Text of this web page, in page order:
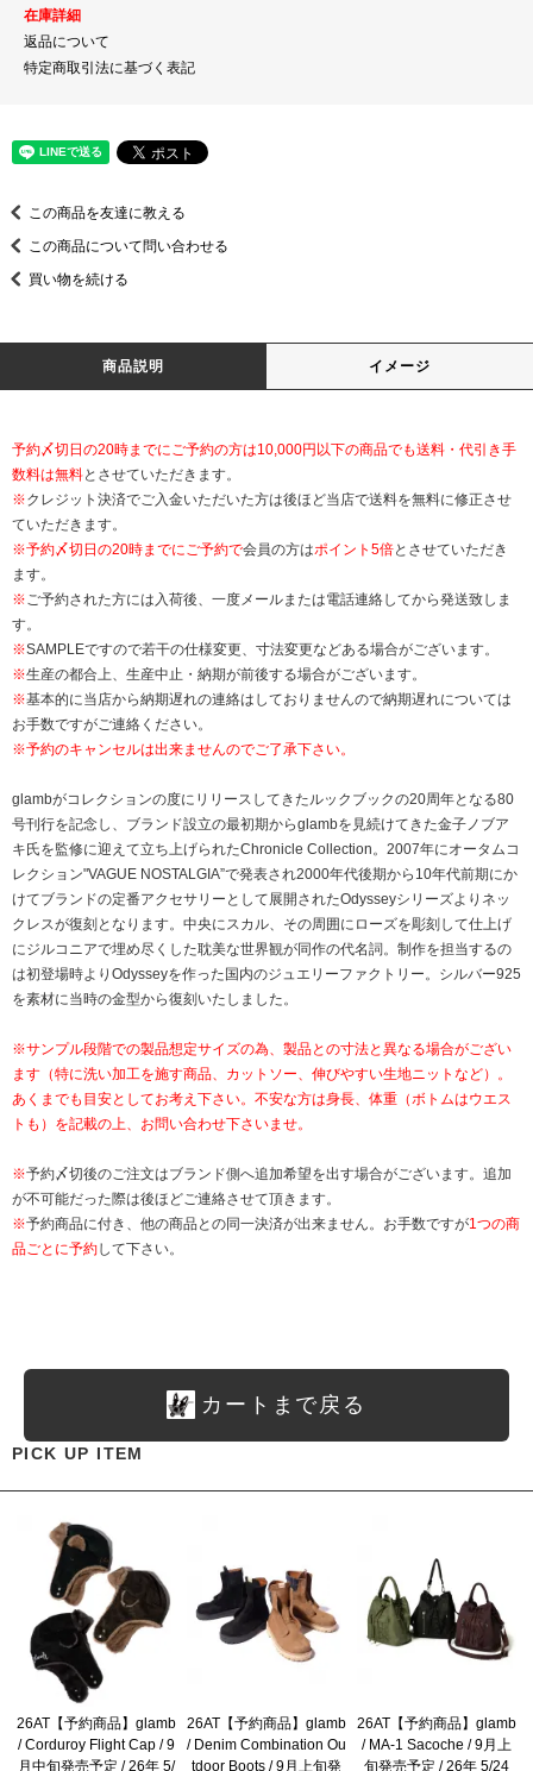
在庫詳細
返品について
特定商取引法に基づく表記
この商品を友達に教える
この商品について問い合わせる
買い物を続ける
商品説明 イメージ
予約〆切日の20時までにご予約の方は10,000円以下の商品でも送料・代引き手
数料は無料とさせていただきます。
※クレジット決済でご入金いただいた方は後ほど当店で送料を無料に修正させ
ていただきます。
※予約〆切日の20時までにご予約で会員の方はポイント5倍とさせていただき
ます。
※ご予約された方には入荷後、一度メールまたは電話連絡してから発送致しま
す。
※SAMPLEですので若干の仕様変更、寸法変更などある場合がございます。
※生産の都合上、生産中止・納期が前後する場合がございます。
※基本的に当店から納期遅れの連絡はしておりませんので納期遅れについては
お手数ですがご連絡ください。
※予約のキャンセルは出来ませんのでご了承下さい。
glambがコレクションの度にリリースしてきたルックブックの20周年となる80
号刊行を記念し、ブランド設立の最初期からglambを見続けてきた金子ノブア
キ氏を監修に迎えて立ち上げられたChronicle Collection。2007年にオータムコ
レクション"VAGUE NOSTALGIA”で発表され2000年代後期から10年代前期にか
けてブランドの定番アクセサリーとして展開されたOdysseyシリーズよりネッ
クレスが復刻となります。中央にスカル、その周囲にローズを彫刻して仕上げ
にジルコニアで埋め尽くした耽美な世界観が同作の代名詞。制作を担当するの
は初登場時よりOdysseyを作った国内のジュエリーファクトリー。シルバー925
を素材に当時の金型から復刻いたしました。
※サンプル段階での製品想定サイズの為、製品との寸法と異なる場合がござい
ます（特に洗い加工を施す商品、カットソー、伸びやすい生地ニットなど）。
あくまでも目安としてお考え下さい。不安な方は身長、体重（ボトムはウエス
トも）を記載の上、お問い合わせ下さいませ。
※予約〆切後のご注文はブランド側へ追加希望を出す場合がございます。追加
が不可能だった際は後ほどご連絡させて頂きます。
※予約商品に付き、他の商品との同一決済が出来ません。お手数ですが1つの商
品ごとに予約して下さい。
カートまで戻る
PICK UP ITEM
26AT【予約商品】glamb
/ Corduroy Flight Cap / 9
月中旬発売予定 / 26年 5/
26AT【予約商品】glamb
/ Denim Combination Ou
tdoor Boots / 9月上旬発
26AT【予約商品】glamb
/ MA-1 Sacoche / 9月上
旬発売予定 / 26年 5/24